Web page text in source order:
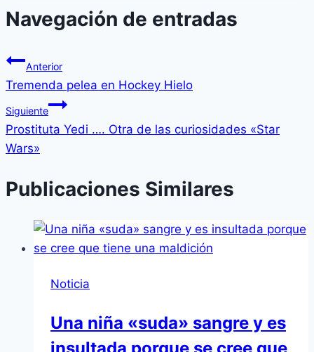
Navegación de entradas
Anterior
Tremenda pelea en Hockey Hielo
Siguiente
Prostituta Yedi …. Otra de las curiosidades «Star
Wars»
Publicaciones Similares
Noticia
Una niña «suda» sangre y es